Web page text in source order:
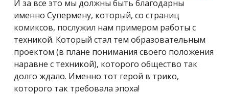
И за все это мы должны быть благодарны
именно Супермену, который, со страниц
комиксов, послужил нам примером работы с
техникой. Который стал тем образовательным
проектом (в плане понимания своего положения
наравне с техникой), которого общество так
долго ждало. Именно тот герой в трико,
которого так требовала эпоха!